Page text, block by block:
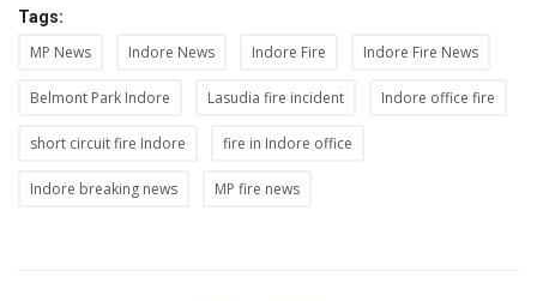
Tags:
MP News Indore News Indore Fire Indore Fire News
Belmont Park Indore Lasudia fire incident Indore office fire
short circuit fire Indore fire in Indore office
Indore breaking news MP fire news